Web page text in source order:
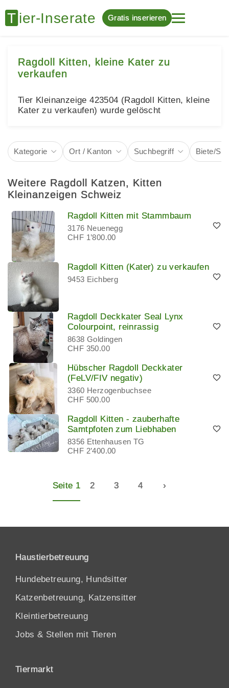
Gratis inserieren
Ragdoll Kitten, kleine Kater zu
verkaufen
Tier Kleinanzeige 423504 (Ragdoll Kitten, kleine
Kater zu verkaufen) wurde gelöscht
Kategorie Ort / Kanton Suchbegriff Biete/
Weitere Ragdoll Katzen, Kitten
Kleinanzeigen Schweiz
Ragdoll Kitten mit Stammbaum
3176 Neuenegg
CHF 1’800.00
Ragdoll Kitten (Kater) zu verkaufen
9453 Eichberg
Ragdoll Deckkater Seal Lynx
Colourpoint, reinrassig
8638 Goldingen
CHF 350.00
Hübscher Ragdoll Deckkater
(FeLV/FIV negativ)
3360 Herzogenbuchsee
CHF 500.00
Ragdoll Kitten - zauberhafte
Samtpfoten zum Liebhaben
8356 Ettenhausen TG
CHF 2’400.00
Seite 1 2 3 4 ›
Haustierbetreuung
Hundebetreuung, Hundsitter
Katzenbetreuung, Katzensitter
Kleintierbetreuung
Jobs & Stellen mit Tieren
Tiermarkt